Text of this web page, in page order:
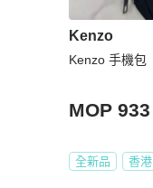
Kenzo
Kenzo 手機包
MOP 933
全新品 香港